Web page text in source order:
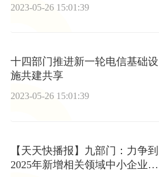
2023-05-26 15:01:39
十四部门推进新一轮电信基础设
施共建共享
2023-05-26 15:01:39
【天天快播报】九部门：力争到
2025年新增相关领域中小企业公